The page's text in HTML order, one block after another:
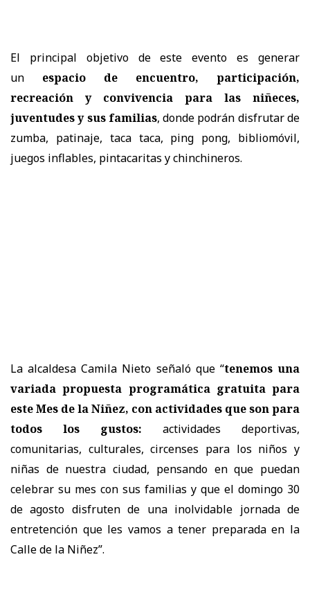
El principal objetivo de este evento es generar
un
espacio de encuentro, participación,
recreación y convivencia para las niñeces,
juventudes y sus familias, donde podrán disfrutar de
zumba, patinaje, taca taca, ping pong, bibliomóvil,
juegos inflables, pintacaritas y chinchineros.
La alcaldesa Camila Nieto señaló que “tenemos una
variada propuesta programática gratuita para
este Mes de la Niñez, con actividades que son para
todos los gustos:
actividades deportivas,
comunitarias, culturales, circenses para los niños y
niñas de nuestra ciudad, pensando en que puedan
celebrar su mes con sus familias y que el domingo 30
de agosto disfruten de una inolvidable jornada de
entretención que les vamos a tener preparada en la
Calle de la Niñez”.